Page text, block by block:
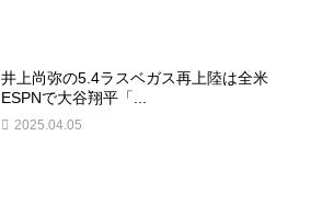
井上尚弥の5.4ラスベガス再上陸は全米
ESPNで大谷翔平「...
2025.04.05